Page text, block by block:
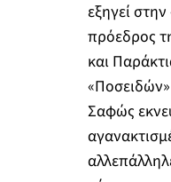
εξηγεί
πρόεδρος
και
Σαφώς